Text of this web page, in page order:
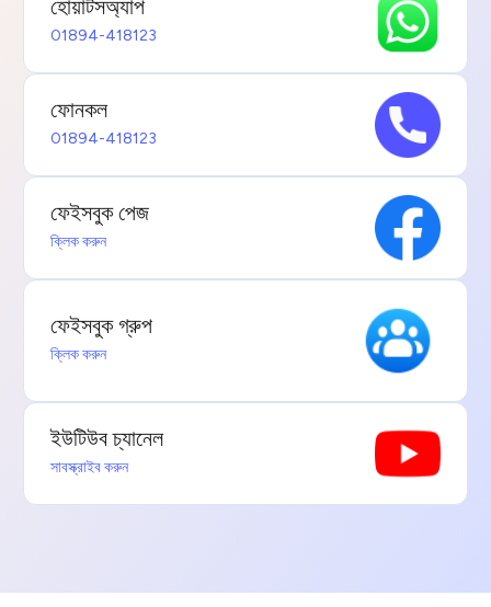
হোয়াটসঅ্যাপ
01894-418123
ফোনকল
01894-418123
ফেইসবুক পেজ
ক্লিক করুন
ফেইসবুক গ্রুপ
ক্লিক করুন
ইউটিউব চ্যানেল
সাবস্ক্রাইব করুন